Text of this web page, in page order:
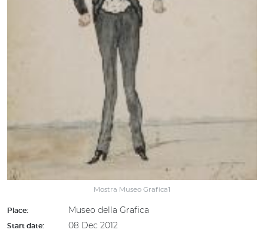
Mostra Museo Grafica1
Place: Museo della Grafica
Start date: 08 Dec 2012